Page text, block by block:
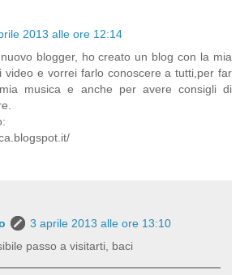
2013 alle ore 12:14
blogger, ho creato un blog con la mia
video e vorrei farlo conoscere a tutti,per far
musica e anche per avere consigli di
3 aprile 2013 alle ore 13:10
passo a visitarti, baci